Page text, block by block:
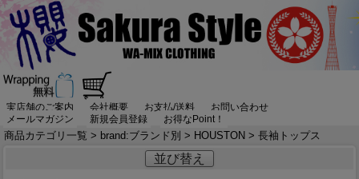
実店舗のご案内 会社概要 お支払/送料
お問い合わせ
メールマガジン
新規会員登録 お得なPoint！
商品カテゴリ一覧 > brand:ブランド別 > HOUSTON > 長袖トップス
並び替え